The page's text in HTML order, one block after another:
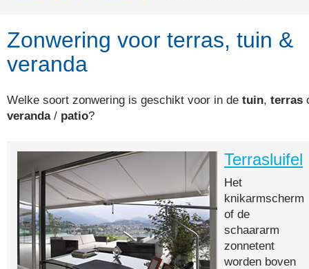
Zonwering voor terras, tuin &
veranda
Welke soort zonwering is geschikt voor in de tuin, terras
veranda/ patio?
Terrasluifel
Het
knikarmscherm
of de
schaararm
zonnetent
worden boven